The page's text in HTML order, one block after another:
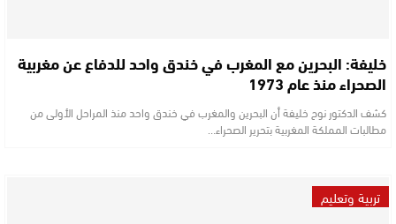
خليفة: البحرين مع المغرب في خندق واحد للدفاع عن مغربية
الصحراء منذ عام 1973
كشف الدكتور نوح خليفة أن البحرين والمغرب في خندق واحد منذ المراحل الأولى من
مطالبات المملكة المغربية بتحرير الصحراء…
تربية وتعليم